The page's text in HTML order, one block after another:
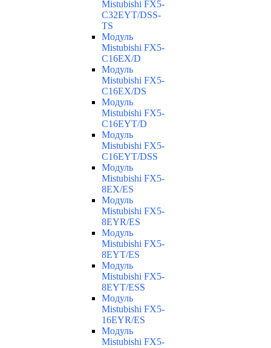
Mistubishi FX5-
C32EYT/DSS-
TS
Модуль
Mistubishi FX5-
C16EX/D
Модуль
Mistubishi FX5-
C16EX/DS
Модуль
Mistubishi FX5-
C16EYT/D
Модуль
Mistubishi FX5-
C16EYT/DSS
Модуль
Mistubishi FX5-
8EX/ES
Модуль
Mistubishi FX5-
8EYR/ES
Модуль
Mistubishi FX5-
8EYT/ES
Модуль
Mistubishi FX5-
8EYT/ESS
Модуль
Mistubishi FX5-
16EYR/ES
Модуль
Mistubishi FX5-